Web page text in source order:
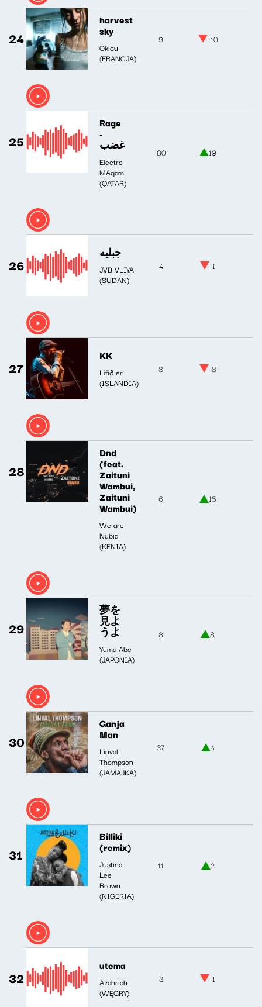
24
harvest
sky
Oklou
(FRANCJA)
9 -10
25
Rage
-
غضب
Electro
MAqam
(QATAR)
80 19
26
جبليه
JVB VLIYA
(SUDAN)
4 -1
27
KK
Lífið er
(ISLANDIA)
8 -8
28
Dnd
(feat.
Zaituni
Wambui,
Zaituni
Wambui)
We are
Nubia
(KENIA)
6 15
29
夢を
見よ
うよ
Yuma Abe
(JAPONIA)
8 8
30
Ganja
Man
Linval
Thompson
(JAMAJKA)
37 4
31
Billiki
(remix)
Justina
Lee
Brown
(NIGERIA)
11 2
32
utema
Azahriah
(WĘGRY)
3 -1